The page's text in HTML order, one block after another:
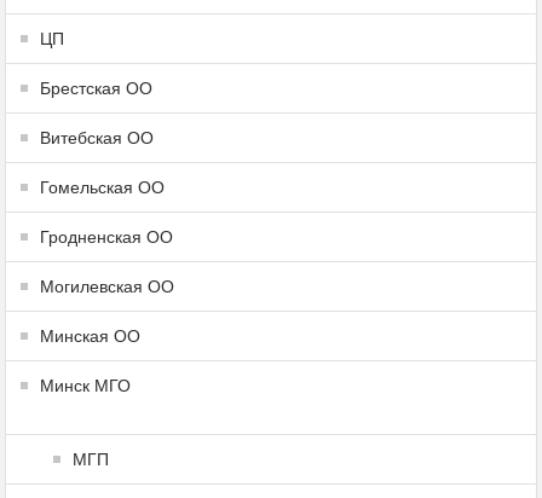
ЦП
Брестская ОО
Витебская ОО
Гомельская ОО
Гродненская ОО
Могилевская ОО
Минская ОО
Минск МГО
МГП